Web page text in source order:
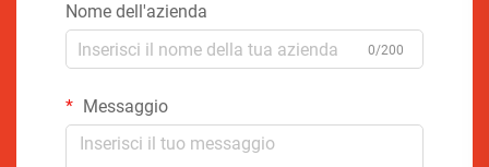
Nome dell'azienda
0/200
Messaggio